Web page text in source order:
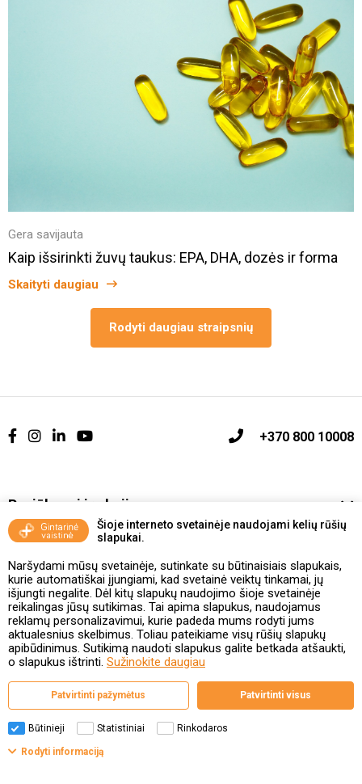
Šioje interneto svetainėje naudojami kelių rūšių
slapukai.
Naršydami mūsų svetainėje, sutinkate su būtinaisiais slapukais,
kurie automatiškai įjungiami, kad svetainė veiktų tinkamai, jų
išjungti negalite. Dėl kitų slapukų naudojimo šioje svetainėje
reikalingas jūsų sutikimas. Tai apima slapukus, naudojamus
reklamų personalizavimui, kurie padeda mums rodyti jums
aktualesnius skelbimus. Toliau pateikiame visų rūšių slapukų
apibūdinimus. Sutikimą naudoti slapukus galite betkada atšaukti,
o slapukus ištrinti. Sužinokite daugiau
Patvirtinti pažymėtus Patvirtinti visus
Būtinieji Statistiniai Rinkodaros
Rodyti informaciją
Gera savijauta
Kaip išsirinkti žuvų taukus: EPA, DHA, dozės ir forma
Skaityti daugiau
Rodyti daugiau straipsnių
+370 800 10008
Pasiūlymai ir akcijos
Vakcinavimo tvarka ir taisyklės
Kontaktai ir Karjera
Taisyklės ir politika
Valstybinė vaistų kontrolės tarnyba
prie Lietuvos Respublikos sveikatos apsaugos ministerijos
Studentų g. 45A, 08107 Vilnius | +370 5 263 9264
www.vvkt.lt | vvkt@vvkt.lt